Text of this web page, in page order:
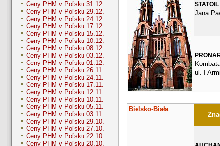
Ceny PHM v Poľsku 31.12.
Ceny PHM v Poľsku 29.12.
Ceny PHM v Poľsku 24.12.
Ceny PHM v Poľsku 17.12.
Ceny PHM v Poľsku 15.12.
Ceny PHM v Poľsku 10.12.
Ceny PHM v Poľsku 08.12.
Ceny PHM v Poľsku 03.12.
Ceny PHM v Poľsku 01.12.
Ceny PHM v Poľsku 26.11.
Ceny PHM v Poľsku 24.11.
Ceny PHM v Poľsku 17.11.
Ceny PHM v Poľsku 12.11.
Ceny PHM v Poľsku 10.11.
Ceny PHM v Poľsku 05.11.
Ceny PHM v Poľsku 03.11.
Ceny PHM v Poľsku 29.10.
Ceny PHM v Poľsku 27.10.
Ceny PHM v Poľsku 22.10.
Ceny PHM v Poľsku 20.10.
STATOIL
Jana
ul. I
Bielsko-Biała